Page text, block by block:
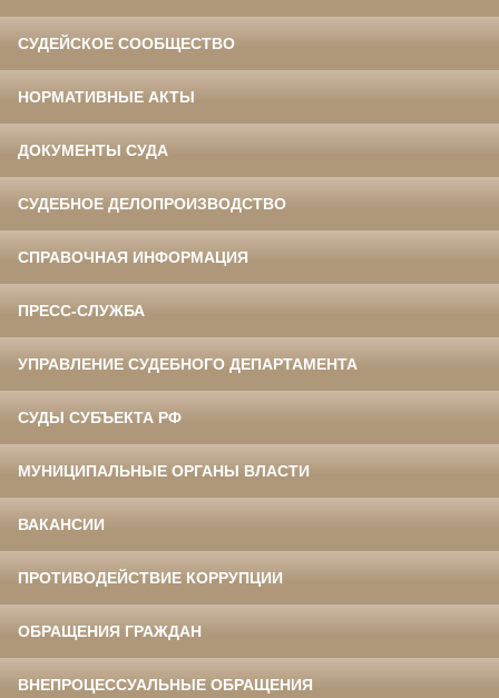
СУДЕЙСКОЕ СООБЩЕСТВО
НОРМАТИВНЫЕ АКТЫ
ДОКУМЕНТЫ СУДА
СУДЕБНОЕ ДЕЛОПРОИЗВОДСТВО
СПРАВОЧНАЯ ИНФОРМАЦИЯ
ПРЕСС-СЛУЖБА
УПРАВЛЕНИЕ СУДЕБНОГО ДЕПАРТАМЕНТА
СУДЫ СУБЪЕКТА РФ
МУНИЦИПАЛЬНЫЕ ОРГАНЫ ВЛАСТИ
ВАКАНСИИ
ПРОТИВОДЕЙСТВИЕ КОРРУПЦИИ
ОБРАЩЕНИЯ ГРАЖДАН
ВНЕПРОЦЕССУАЛЬНЫЕ ОБРАЩЕНИЯ